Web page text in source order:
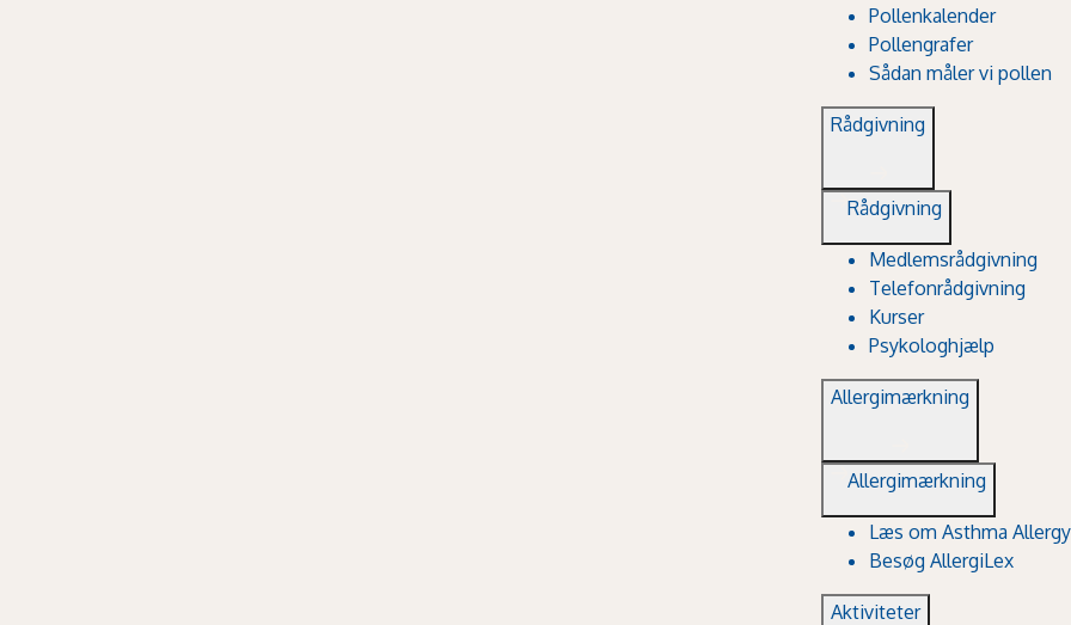
Pollenkalender
Pollengrafer
Sådan måler vi pollen
Rådgivning
Rådgivning
Medlemsrådgivning
Telefonrådgivning
Kurser
Psykologhjælp
Allergimærkning
Allergimærkning
Læs om Asthma
Besøg AllergiLex
Aktiviteter